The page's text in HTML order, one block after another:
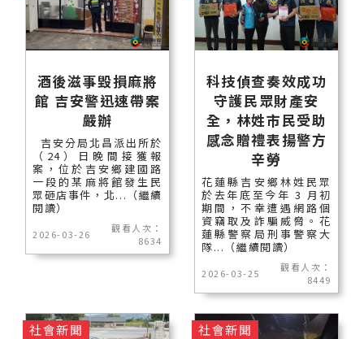
酒後滋事毀損麻將
館 吉安警迅速帶案
嚴辦
吉安分局北昌派出所於
（24）日晚間接獲報
案，位於吉安鄉建國路
一段的某麻將館發生民
眾砸店事件，北...（繼續
閱讀）
2026-03-26
觀看人次：
8634
科技偵查奏效成功
守護民眾財產安
全，林姓市民受助
感念贈禮表揚警方
辛勞
花蓮縣吉安鄉林姓民眾
於去年底至今年 3 月初
期間，不幸遭遇網路個
資竊取及詐騙威脅。花
蓮縣警察局刑事警察大
隊...（繼續閱讀）
2026-03-25
觀看人次：
8449
社會新聞 社會新聞